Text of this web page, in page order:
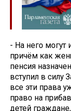
- На него могут
причём как
пенсия
вступил в силу
все эти права
право на
детей